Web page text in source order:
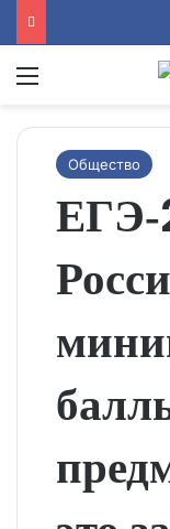
Menu
Общество